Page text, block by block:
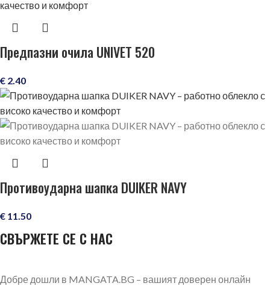
Предпазни очила UNIVET 520
€ 2.40
Противоударна шапка DUIKER NAVY
€ 11.50
СВЪРЖЕТЕ СЕ С НАС
Добре дошли в MANGATA.BG – вашият доверен онлайн